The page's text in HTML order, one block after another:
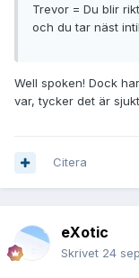
Trevor = Du blir
och du tar näst
Well spoken! Dock
var, tycker det är
Citera
eXotic
Skrivet 24